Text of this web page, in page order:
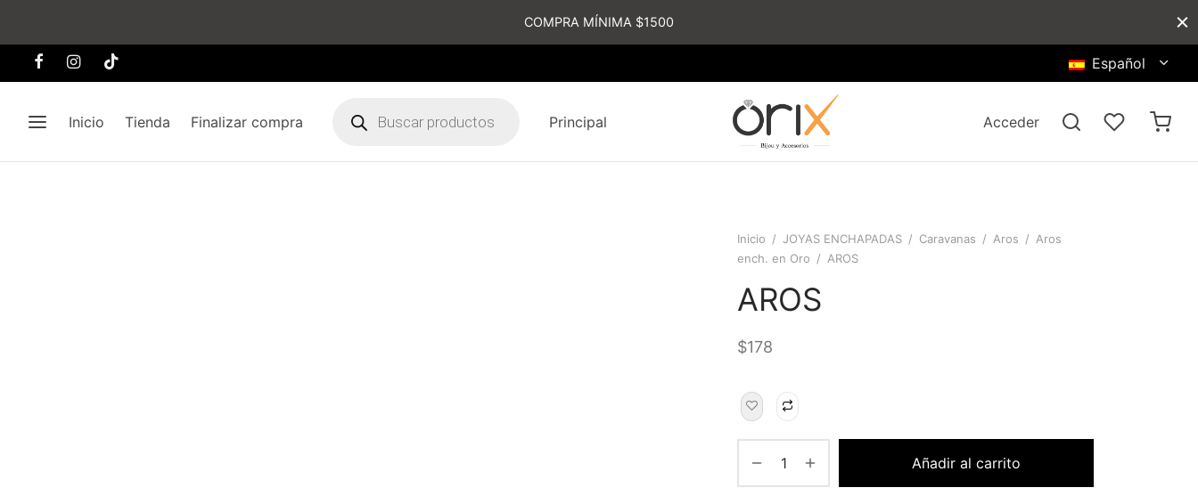
COMPRA MÍNIMA $1500
Español
Inicio Tienda Finalizar compra
productos
Principal Acceder
Inicio / JOYAS ENCHAPADAS / Caravanas / Aros / Aros
ench. en Oro / AROS
AROS
$178
Añadir al carrito